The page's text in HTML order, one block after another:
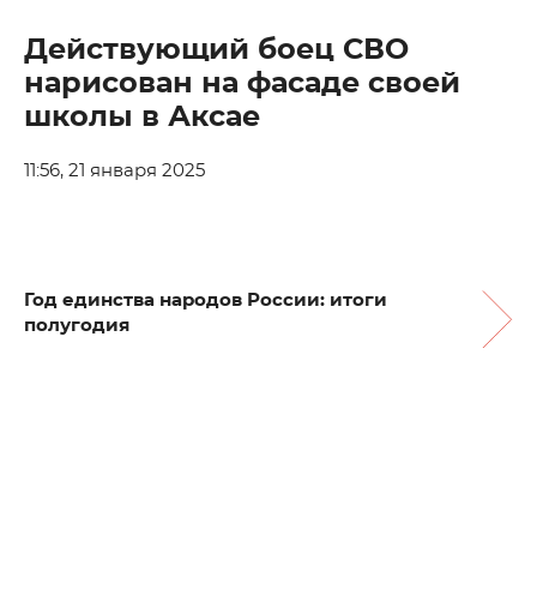
Действующий боец СВО
нарисован на фасаде своей
школы в Аксае
11:56, 21 января 2025
Год единства народов России: итоги
полугодия